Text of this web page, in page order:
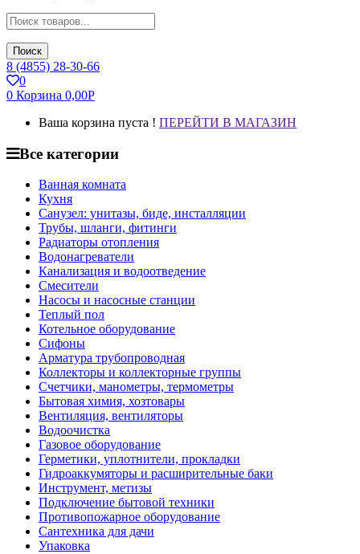
Поиск
8 (4855) 28-30-66
0
0 Корзина 0,00Р
Ваша корзина пуста ! ПЕРЕЙТИ В МАГАЗИН
Все категории
Ванная комната
Кухня
Санузел: унитазы, биде, инсталляции
Трубы, шланги, фитинги
Радиаторы отопления
Водонагреватели
Канализация и водоотведение
Смесители
Насосы и насосные станции
Теплый пол
Котельное оборудование
Сифоны
Арматура трубопроводная
Коллекторы и коллекторные группы
Счетчики, манометры, термометры
Бытовая химия, хозтовары
Вентиляция, вентиляторы
Водоочистка
Газовое оборудование
Герметики, уплотнители, прокладки
Гидроаккумяторы и расширительные баки
Инструмент, метизы
Подключение бытовой техники
Противопожарное оборудование
Сантехника для дачи
Упаковка